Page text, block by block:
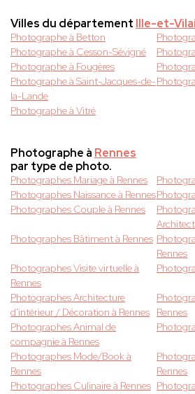
Villes du département Ille-et-
Photographe à Betton
Photographe à Cesson-Sévigné
Photographe à Fougères
Photographe à Saint-Jacques-de-
la-Lande
Photographe à Vitré
Photographe à Rennes
par type de photo.
Photographes Mariage à Rennes
Photographes Naissance à Rennes
Photographes Couple à Rennes
Photographes Bâtiment à Rennes
Rennes
Photographes Visite virtuelle à
Rennes
Photographes Architecture
d'intérieur / Décoration à Rennes
Rennes
Photographes Animal de
compagnie à Rennes
Photographes Mode/Book à
Rennes
Rennes
Photographes Culinaire à Rennes